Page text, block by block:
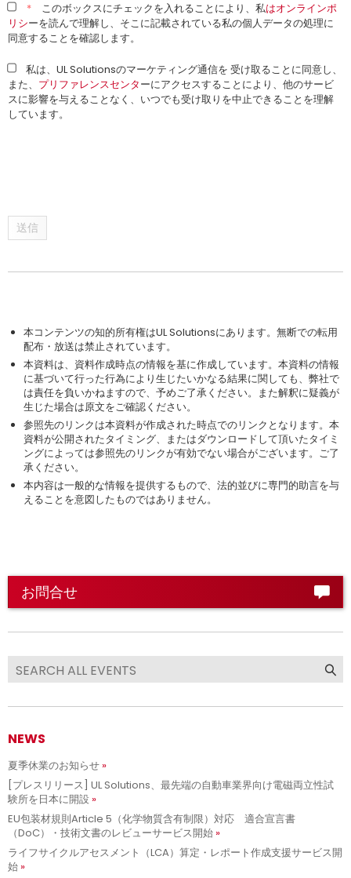
* このボックスにチェックを入れることにより、私はオンラインポ
リシーを読んで理解し、そこに記載されている私の個人データの処理に
同意することを確認します。
私は、UL Solutionsのマーケティング通信を 受け取ることに同意し、
また、 プリファレンスセンターにアクセスすることにより、他のサービ
スに影響を与えることなく、いつでも受け取りを中止できることを理解
しています。
送信
本コンテンツの知的所有権はUL Solutionsにあります。無断での転用
配布・放送は禁止されています。
本資料は、資料作成時点の情報を基に作成しています。本資料の情報
に基づいて行った行為により生じたいかなる結果に関しても、弊社で
は責任を負いかねますので、予めご了承ください。また解釈に疑義が
生じた場合は原文をご確認ください。
参照先のリンクは本資料が作成された時点でのリンクとなります。本
資料が公開されたタイミング、またはダウンロードして頂いたタイミ
ングによっては参照先のリンクが有効でない場合がございます。ご了
承ください。
本内容は一般的な情報を提供するもので、法的並びに専門的助言を与
えることを意図したものではありません。
お問合せ
NEWS
夏季休業のお知らせ
[プレスリリース] UL Solutions、最先端の自動車業界向け電磁両立性試
験所を日本に開設
EU包装材規則Article 5（化学物質含有制限）対応 適合宣言書
（DoC）・技術文書のレビューサービス開始
ライフサイクルアセスメント（LCA）算定・レポート作成支援サービス開
始